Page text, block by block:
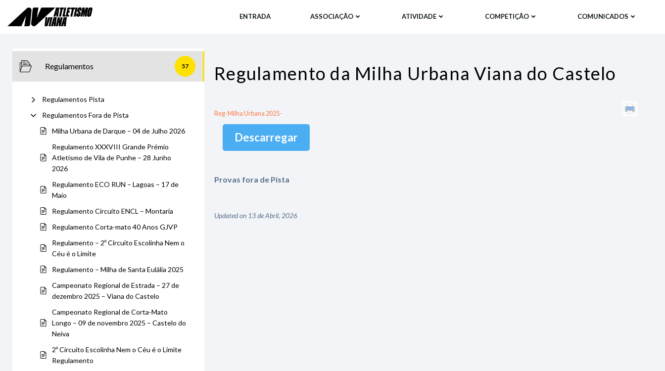
content
ENTRADA ASSOCIAÇÃO ATIVIDADE COMPETIÇÃO COMUNICADOS
Regulamentos 57
Regulamentos Pista
Regulamentos Fora de Pista
Milha Urbana de Darque – 04 de Julho 2026
Regulamento XXXVIII Grande Prémio
Atletismo de Vila de Punhe – 28 Junho
2026
Regulamento ECO RUN – Lagoas – 17 de
Maio
Regulamento Circuito ENCL – Montaria
Regulamento Corta-mato 40 Anos GJVP
Regulamento – 2º Circuito Escolinha Nem o
Céu é o Limite
Regulamento – Milha de Santa Eulália 2025
Campeonato Regional de Estrada – 27 de
dezembro 2025 – Viana do Castelo
Campeonato Regional de Corta-Mato
Longo – 09 de novembro 2025 – Castelo do
Neiva
2º Circuito Escolinha Nem o Céu é o Limite
Regulamento
Regulamento da Milha Urbana Viana do Castelo
Reg-Milha Urbana 2025-
Descarregar
Provas fora de Pista
Updated on 13 de Abril, 2026